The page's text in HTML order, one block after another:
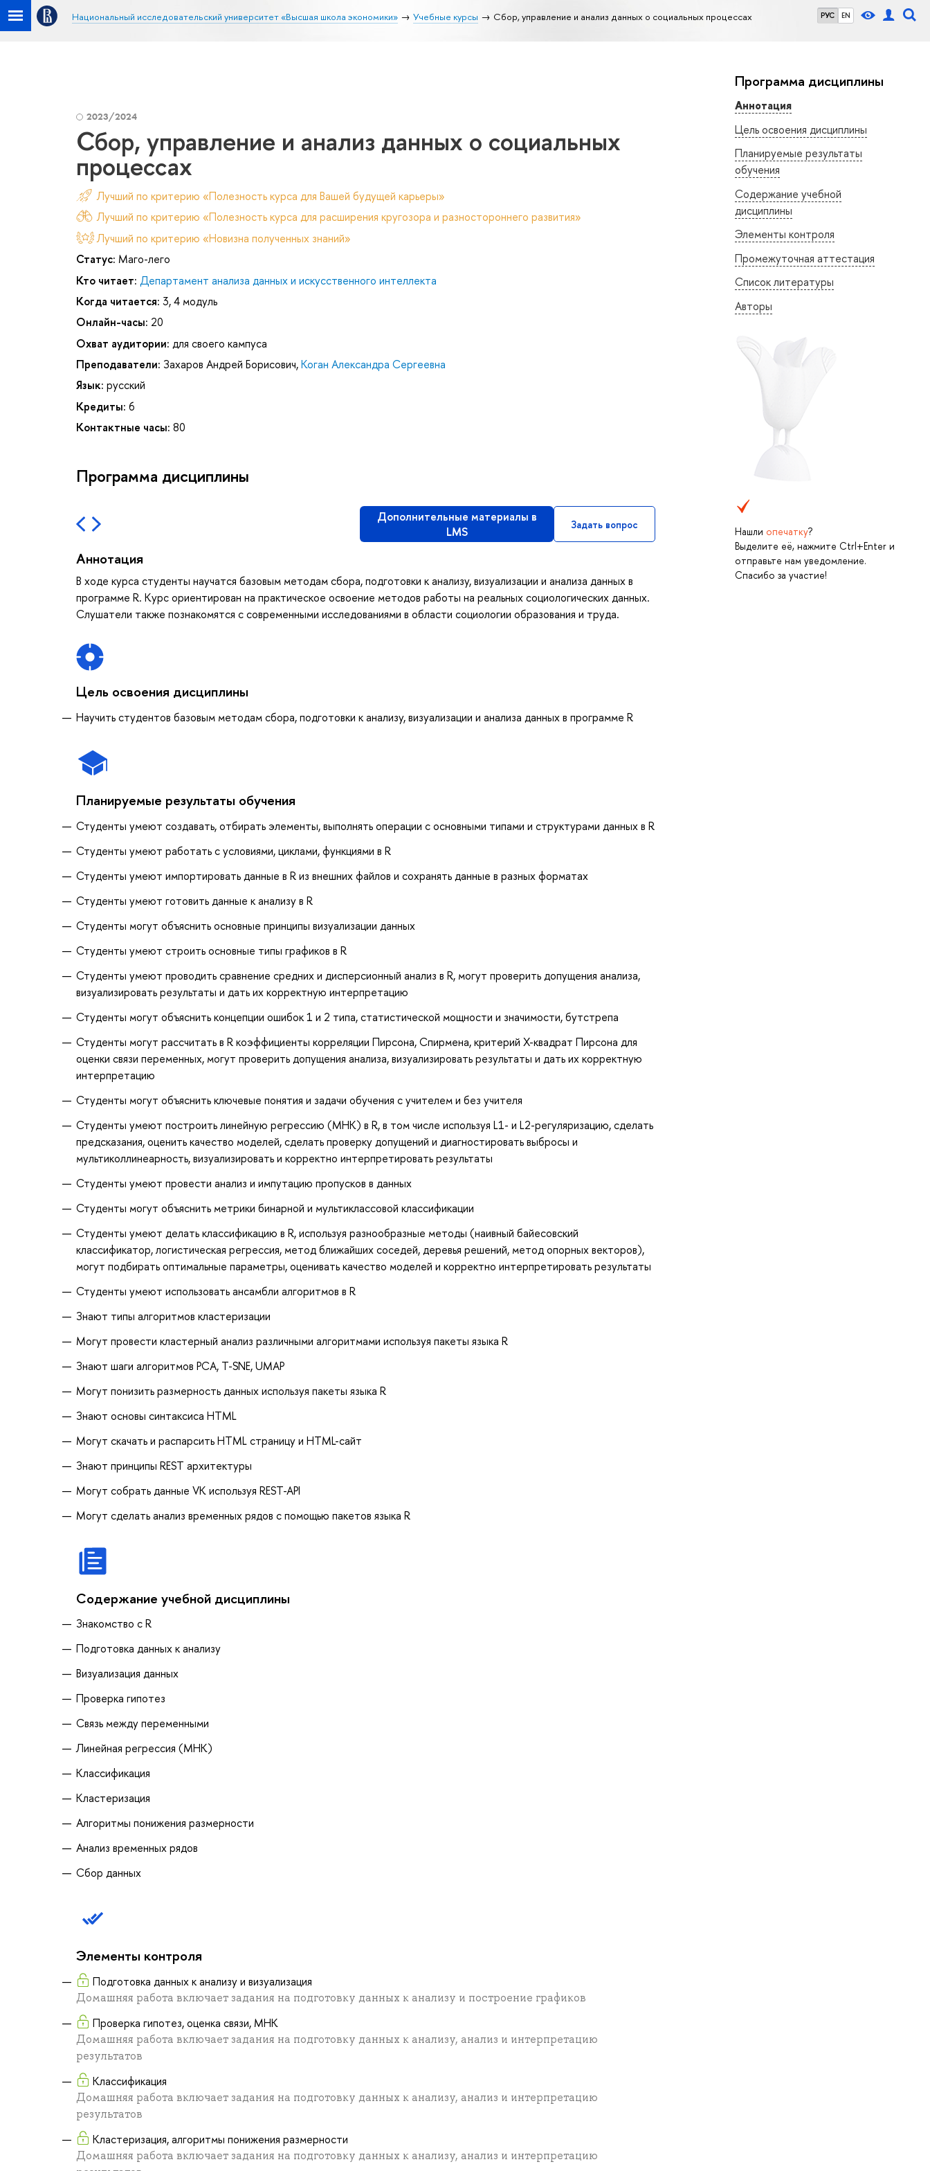
РУС EN
Национальный исследовательский университет «Высшая школа экономики» Учебные курсы Сбор, управление и анализ данных о социальных процессах
Программа дисциплины
Аннотация
Цель освоения дисциплины
Планируемые результаты
обучения
Содержание учебной
дисциплины
Элементы контроля
Промежуточная аттестация
Список литературы
Авторы
Нашли опечатку?
Выделите её, нажмите Ctrl+Enter и
отправьте нам уведомление.
Спасибо за участие!
2023/2024
Сбор, управление и анализ данных о социальных
процессах
Лучший по критерию «Полезность курса для Вашей будущей карьеры»
Лучший по критерию «Полезность курса для расширения кругозора и разностороннего развития»
Лучший по критерию «Новизна полученных знаний»
Статус: Маго-лего
Кто читает: Департамент анализа данных и искусственного интеллекта
Когда читается: 3, 4 модуль
Онлайн-часы: 20
Охват аудитории: для своего кампуса
Преподаватели: Захаров Андрей Борисович,Коган Александра Сергеевна
Язык: русский
Кредиты: 6
Контактные часы: 80
Программа дисциплины
Дополнительные материалы в
LMS
Задать вопрос
Аннотация
В ходе курса студенты научатся базовым методам сбора, подготовки к анализу, визуализации и анализа данных в
программе R. Курс ориентирован на практическое освоение методов работы на реальных социологических данных.
Слушатели также познакомятся с современными исследованиями в области социологии образования и труда.
Цель освоения дисциплины
Научить студентов базовым методам сбора, подготовки к анализу, визуализации и анализа данных в программе R
Планируемые результаты обучения
Студенты умеют создавать, отбирать элементы, выполнять операции с основными типами и структурами данных в R
Студенты умеют работать с условиями, циклами, функциями в R
Студенты умеют импортировать данные в R из внешних файлов и сохранять данные в разных форматах
Студенты умеют готовить данные к анализу в R
Студенты могут объяснить основные принципы визуализации данных
Студенты умеют строить основные типы графиков в R
Студенты умеют проводить сравнение средних и дисперсионный анализ в R, могут проверить допущения анализа,
визуализировать результаты и дать их корректную интерпретацию
Студенты могут объяснить концепции ошибок 1 и 2 типа, статистической мощности и значимости, бутстрепа
Студенты могут рассчитать в R коэффициенты корреляции Пирсона, Спирмена, критерий Х-квадрат Пирсона для
оценки связи переменных, могут проверить допущения анализа, визуализировать результаты и дать их корректную
интерпретацию
Студенты могут объяснить ключевые понятия и задачи обучения с учителем и без учителя
Студенты умеют построить линейную регрессию (МНК) в R, в том числе используя L1- и L2-регуляризацию, сделать
предсказания, оценить качество моделей, сделать проверку допущений и диагностировать выбросы и
мультиколлинеарность, визуализировать и корректно интерпретировать результаты
Студенты умеют провести анализ и импутацию пропусков в данных
Студенты могут объяснить метрики бинарной и мультиклассовой классификации
Студенты умеют делать классификацию в R, используя разнообразные методы (наивный байесовский
классификатор, логистическая регрессия, метод ближайших соседей, деревья решений, метод опорных векторов),
могут подбирать оптимальные параметры, оценивать качество моделей и корректно интерпретировать результаты
Студенты умеют использовать ансамбли алгоритмов в R
Знают типы алгоритмов кластеризации
Могут провести кластерный анализ различными алгоритмами используя пакеты языка R
Знают шаги алгоритмов PCA, T-SNE, UMAP
Могут понизить размерность данных используя пакеты языка R
Знают основы синтаксиса HTML
Могут скачать и распарсить HTML страницу и HTML-сайт
Знают принципы REST архитектуры
Могут собрать данные VK используя REST-API
Могут сделать анализ временных рядов с помощью пакетов языка R
Содержание учебной дисциплины
Знакомство с R
Подготовка данных к анализу
Визуализация данных
Проверка гипотез
Связь между переменными
Линейная регрессия (МНК)
Классификация
Кластеризация
Алгоритмы понижения размерности
Анализ временных рядов
Сбор данных
Элементы контроля
Подготовка данных к анализу и визуализация
Домашняя работа включает задания на подготовку данных к анализу и построение графиков
Проверка гипотез, оценка связи, МНК
Домашняя работа включает задания на подготовку данных к анализу, анализ и интерпретацию
результатов
Классификация
Домашняя работа включает задания на подготовку данных к анализу, анализ и интерпретацию
результатов
Кластеризация, алгоритмы понижения размерности
Домашняя работа включает задания на подготовку данных к анализу, анализ и интерпретацию